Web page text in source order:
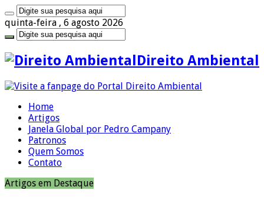
quinta-feira , 6 agosto 2026
Direito Ambiental
Home
Artigos
Janela Global por Pedro Campany
Patronos
Quem Somos
Contato
Artigos em Destaque